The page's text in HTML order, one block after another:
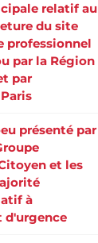
relatif au
du site
professionnel
par la Région
par
présenté par
et les
à
d'urgence